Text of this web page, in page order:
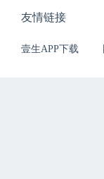
友情链接
壹生APP下载